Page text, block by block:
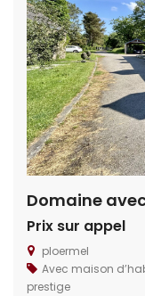
Domaine
Prix sur appel
ploermel
Avec maison
prestige